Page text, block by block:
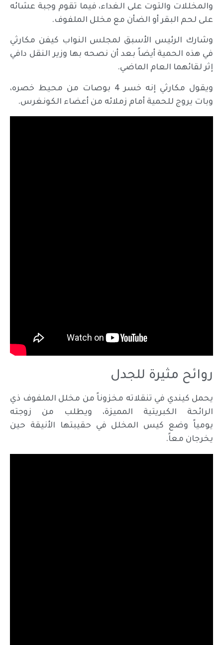
والمخللات والتوت على الغداء، فيما تقوم وجبة عشائه
على لحم البقر أو الضأن مع مخلل الملفوف.
وشارك الرئيس الأسبق لمجلس النواب كيفن مكارثي
في هذه الحمية أيضاً بعد أن نصحه بها وزير النقل دافي
إثر لقائهما العام الماضي.
ويقول مكارثي إنه خسر 4 بوصات من محيط خصره،
وبات يروج للحمية أمام زملائه من أعضاء الكونغرس.
روائح مثيرة للجدل
يحمل كيندي في تنقلاته مخزوناً من مخلل الملفوف ذي
الرائحة الكبريتية المميزة، ويطلب من زوجته
يومياً وضع كيس المخلل في حقيبتها الأنيقة حين
يخرجان معاً.